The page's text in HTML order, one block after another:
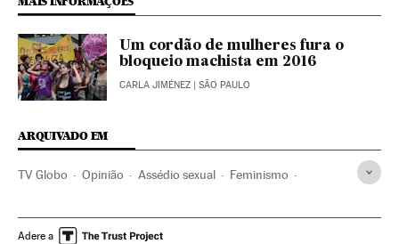
Um cordão de mulheres fura o
bloqueio machista em 2016
CARLA JIMÉNEZ | SÃO PAULO
ARQUIVADO EM
TV Globo Opinião Assédio sexual Feminismo
Crimes sexuais Sexismo
Adere a